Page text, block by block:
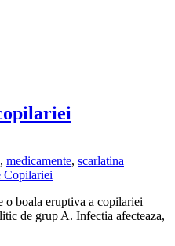
, medicamente, scarlatina
Copilariei
o boala eruptiva a copilariei
de grup A. Infectia afecteaza,